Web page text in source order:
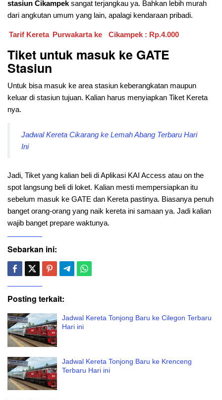
stasiun Cikampek sangat terjangkau ya. Bahkan lebih murah
dari angkutan umum yang lain, apalagi kendaraan pribadi.
Tarif Kereta Purwakarta ke Cikampek : Rp.4.000
Tiket untuk masuk ke GATE
Stasiun
Untuk bisa masuk ke area stasiun keberangkatan maupun
keluar di stasiun tujuan. Kalian harus menyiapkan Tiket Kereta
nya.
Jadwal Kereta Cikarang ke Lemah Abang Terbaru Hari
Ini
Jadi, Tiket yang kalian beli di Aplikasi KAI Access atau on the
spot langsung beli di loket. Kalian mesti mempersiapkan itu
sebelum masuk ke GATE dan Kereta pastinya. Biasanya penuh
banget orang-orang yang naik kereta ini samaan ya. Jadi kalian
wajib banget prepare waktunya.
Sebarkan ini:
Posting terkait:
Jadwal Kereta Tonjong Baru ke Cilegon Terbaru
Hari ini
Jadwal Kereta Tonjong Baru ke Krenceng
Terbaru Hari ini